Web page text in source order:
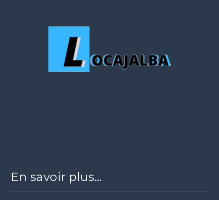
En savoir plus…